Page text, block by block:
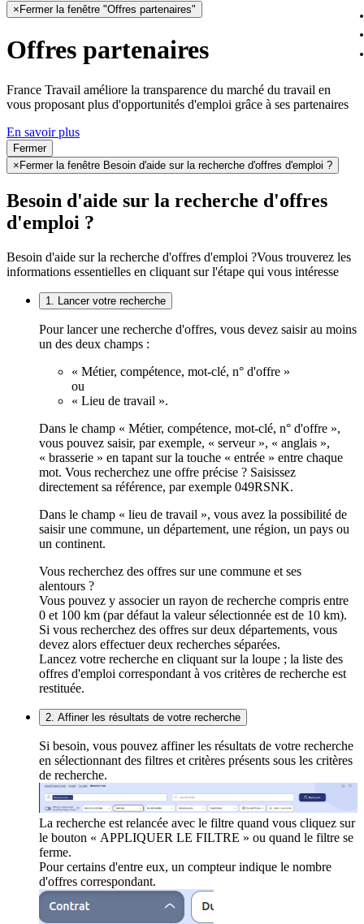
× Fermer la fenêtre "Offres partenaires"
Offres partenaires
France Travail améliore la transparence du marché du travail en
vous proposant plus d'opportunités d'emploi grâce à ses partenaires
En savoir plus
Fermer
× Fermer la fenêtre Besoin d'aide sur la recherche d'offres d'emploi ?
Besoin d'aide sur la recherche d'offres
d'emploi ?
Besoin d'aide sur la recherche d'offres d'emploi ?Vous trouverez les
informations essentielles en cliquant sur l'étape qui vous intéresse
1. Lancer votre recherche
Pour lancer une recherche d'offres, vous devez saisir au moins
un des deux champs :
« Métier, compétence, mot-clé, n° d'offre »
ou
« Lieu de travail ».
Dans le champ « Métier, compétence, mot-clé, n° d'offre »,
vous pouvez saisir, par exemple, « serveur », « anglais »,
« brasserie » en tapant sur la touche « entrée » entre chaque
mot. Vous recherchez une offre précise ? Saisissez
directement sa référence, par exemple 049RSNK.
Dans le champ « lieu de travail », vous avez la possibilité de
saisir une commune, un département, une région, un pays ou
un continent.
Vous recherchez des offres sur une commune et ses
alentours ?
Vous pouvez y associer un rayon de recherche compris entre
0 et 100 km (par défaut la valeur sélectionnée est de 10 km).
Si vous recherchez des offres sur deux départements, vous
devez alors effectuer deux recherches séparées.
Lancez votre recherche en cliquant sur la loupe ; la liste des
offres d'emploi correspondant à vos critères de recherche est
restituée.
2. Affiner les résultats de votre recherche
Si besoin, vous pouvez affiner les résultats de votre recherche
en sélectionnant des filtres et critères présents sous les critères
de recherche.
La recherche est relancée avec le filtre quand vous cliquez sur
le bouton « APPLIQUER LE FILTRE » ou quand le filtre se
ferme.
Pour certains d'entre eux, un compteur indique le nombre
d'offres correspondant.